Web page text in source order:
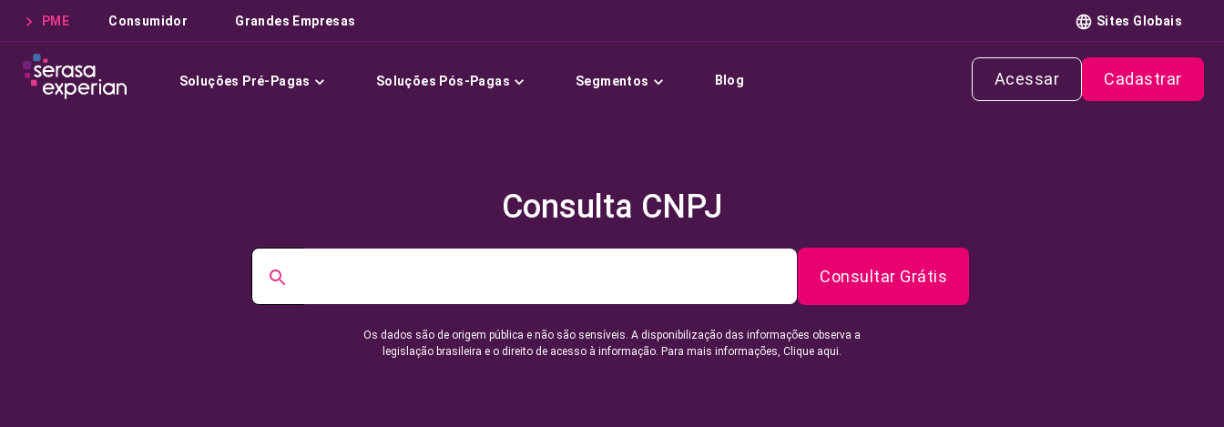
PME Consumidor Grandes Empresas Sites Globais
Soluções Pré-Pagas Soluções Pós-Pagas Segmentos Blog Acessar Cadastrar
Consulta CNPJ
Consultar Grátis
Os dados são de origem pública e não são sensíveis. A disponibilização das informações observa a
legislação brasileira e o direito de acesso à informação. Para mais informações, Clique aqui.